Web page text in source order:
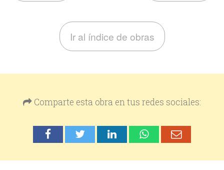
Ir al índice de obras
Comparte esta obra en tus redes sociales: